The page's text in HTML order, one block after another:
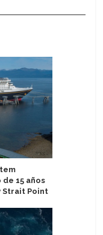
15 años
Strait Point